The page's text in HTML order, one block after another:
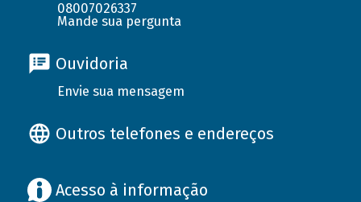
08007026337
Mande sua pergunta
Ouvidoria
Envie sua mensagem
Outros telefones e endereços
Acesso à informação